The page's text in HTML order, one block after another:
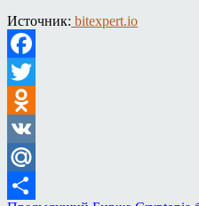
Источник: bitexpert.io
Facebook
Twitter
Odnoklassniki
VK
Mail.Ru